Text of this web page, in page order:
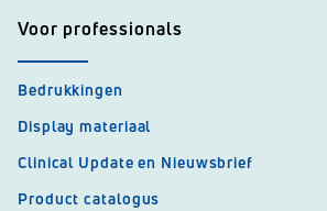
Voor professionals
Bedrukkingen
Display materiaal
Clinical Update en Nieuwsbrief
Product catalogus